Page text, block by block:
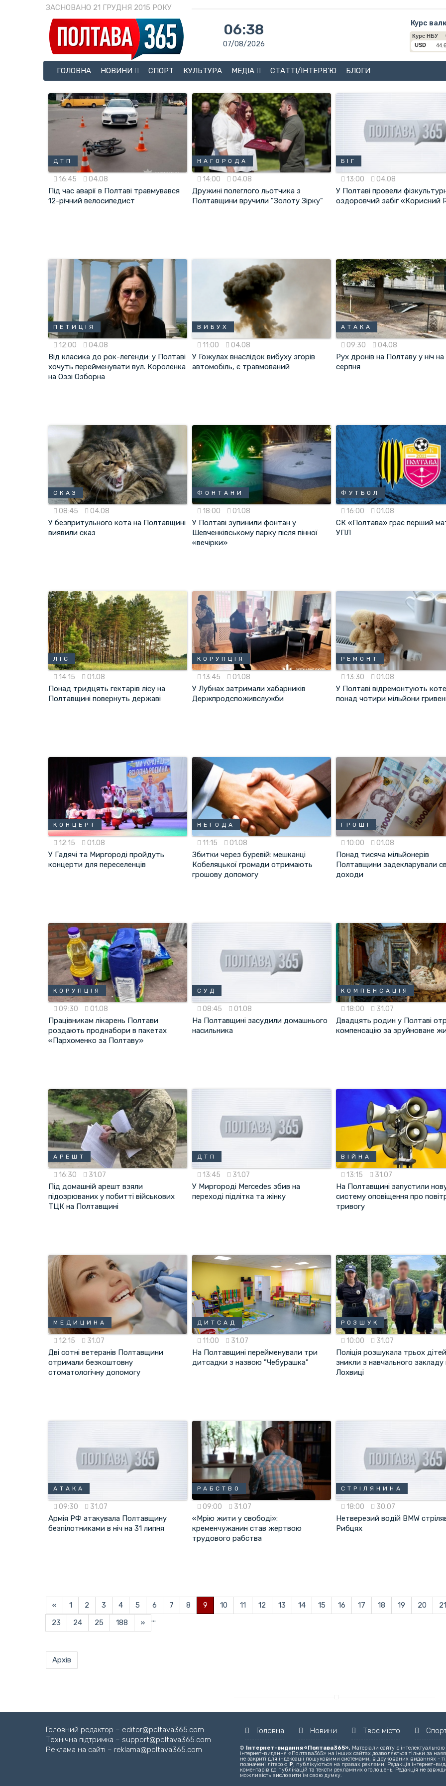
ЗАСНОВАНО 21 ГРУДНЯ 2015 РОКУ
06:38
07/08/2026
Курс
ГОЛОВНА НОВИНИ СПОРТ КУЛЬТУРА МЕДІА СТАТТІ/ІНТЕРВ'Ю БЛОГИ
ДТП
16:45 04.08
Під час аварії в Полтаві травмувався
12-річний велосипедист
НАГОРОДА
14:00 04.08
Дружині полеглого льотчика з
Полтавщини вручили "Золоту Зірку"
БІГ
13:00 04.08
У Полтаві провели
оздоровчий забіг «Корисний
ПЕТИЦІЯ
12:00 04.08
Від класика до рок-легенди: у Полтаві
хочуть перейменувати вул. Короленка
на Оззі Озборна
ВИБУХ
11:00 04.08
У Гожулах внаслідок вибуху згорів
автомобіль, є травмований
АТАКА
09:30 04.08
Рух дронів на Полтаву у ніч
серпня
СКАЗ
08:45 04.08
У безпритульного кота на Полтавщині
виявили сказ
ФОНТАНИ
18:00 01.08
У Полтаві зупинили фонтан у
Шевченківському парку після пінної
«вечірки»
ФУТБОЛ
16:00 01.08
СК «Полтава» грає перший
УПЛ
ЛІС
14:15 01.08
Понад тридцять гектарів лісу на
Полтавщині повернуть державі
КОРУПЦІЯ
13:45 01.08
У Лубнах затримали хабарників
Держпродспоживслужби
РЕМОНТ
13:30 01.08
У Полтаві відремонтують
понад чотири мільйони
КОНЦЕРТ
12:15 01.08
У Гадячі та Миргороді пройдуть
концерти для переселенців
НЕГОДА
11:15 01.08
Збитки через буревій: мешканці
Кобеляцької громади отримають
грошову допомогу
ГРОШІ
10:00 01.08
Понад тисяча мільйонерів
Полтавщини задекларували
доходи
КОРУПЦІЯ
09:30 01.08
Працівникам лікарень Полтави
роздають проднабори в пакетах
«Пархоменко за Полтаву»
СУД
08:45 01.08
На Полтавщині засудили домашнього
насильника
КОМПЕНСАЦІЯ
18:00 31.07
Двадцять родин у Полтаві
компенсацію за зруйноване
АРЕШТ
16:30 31.07
Під домашній арешт взяли
підозрюваних у побитті військових
ТЦК на Полтавщині
ДТП
13:45 31.07
У Миргороді Mercedes збив на
переході підлітка та жінку
ВІЙНА
13:15 31.07
На Полтавщині запустили
систему оповіщення про
тривогу
МЕДИЦИНА
12:15 31.07
Дві сотні ветеранів Полтавщини
отримали безкоштовну
стоматологічну допомогу
ДИТСАД
11:00 31.07
На Полтавщині перейменували три
дитсадки з назвою "Чебурашка"
РОЗШУК
10:00 31.07
Поліція розшукала трьох
зникли з навчального закладу
Лохвиці
АТАКА
09:30 31.07
Армія РФ атакувала Полтавщину
безпілотниками в ніч на 31 липня
РАБСТВО
09:00 31.07
«Мрію жити у свободі»:
кременчужанин став жертвою
трудового рабства
СТРІЛЯНИНА
18:00 30.07
Нетверезий водій BMW
Рибцях
« 1 2 3 4 5 6 7 8 9 10 11 12 13 14 15 16 17 18 19 20
21
23
24 25 ...
188 »
Архів
Головний редактор – editor@poltava365.com
Технічна підтримка – support@poltava365.com
Реклама на сайті – reklama@poltava365.com
Головна Новини Твоє місто
© Інтернет-видання «Полтава365». Матеріали сайту є
інтернет-видання «Полтава365» на інших сайтах дозволяється тільки за
не закриті для індексації пошуковими системами, в друкованих виданнях -
позначені літерою Р, публікуються на правах реклами. Редакція інтернет-
коментарів до публікацій та тексти рекламних оголошень. Редакція не
можливість висловити їм свою думку.